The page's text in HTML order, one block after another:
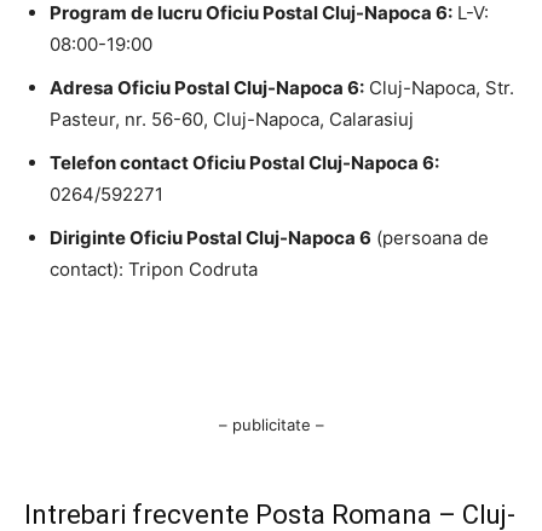
Program de lucru Oficiu Postal Cluj-Napoca 6: L-V:
08:00-19:00
Adresa Oficiu Postal Cluj-Napoca 6: Cluj-Napoca, Str.
Pasteur, nr. 56-60, Cluj-Napoca, Calarasiuj
Telefon contact Oficiu Postal Cluj-Napoca 6:
0264/592271
Diriginte Oficiu Postal Cluj-Napoca 6 (persoana de
contact): Tripon Codruta
– publicitate –
Intrebari frecvente Posta Romana – Cluj-